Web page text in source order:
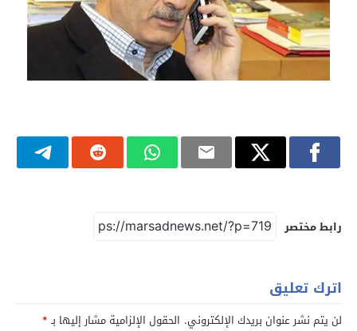
رابط مختصر
اترك تعليق
لن يتم نشر عنوان بريدك الإلكتروني. الحقول الإلزامية مشار إليها بـ*